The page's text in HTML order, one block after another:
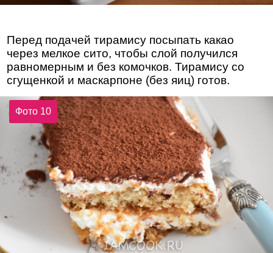
Перед подачей тирамису посыпать какао
через мелкое сито, чтобы слой получился
равномерным и без комочков. Тирамису со
сгущенкой и маскарпоне (без яиц) готов.
Фото 10